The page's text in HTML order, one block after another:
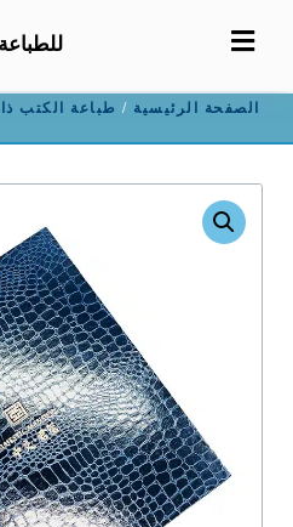
شركة YBJ للطباعة
الصفحة الرئيسية / طباعة الكتب